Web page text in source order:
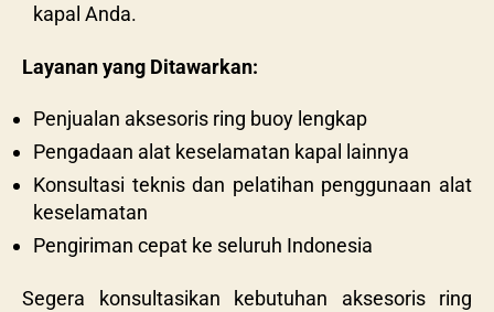
kapal Anda.
Layanan yang Ditawarkan:
Penjualan aksesoris ring buoy lengkap
Pengadaan alat keselamatan kapal lainnya
Konsultasi teknis dan pelatihan penggunaan alat
keselamatan
Pengiriman cepat ke seluruh Indonesia
Segera konsultasikan kebutuhan aksesoris ring